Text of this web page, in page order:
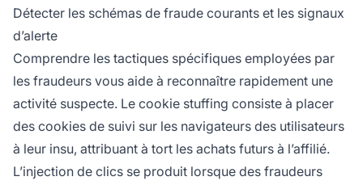
Détecter les schémas de fraude courants et les signaux
d’alerte
Comprendre les tactiques spécifiques employées par
les fraudeurs vous aide à reconnaître rapidement une
activité suspecte. Le cookie stuffing consiste à placer
des cookies de suivi sur les navigateurs des utilisateurs
à leur insu, attribuant à tort les achats futurs à l’affilié.
L’injection de clics se produit lorsque des fraudeurs